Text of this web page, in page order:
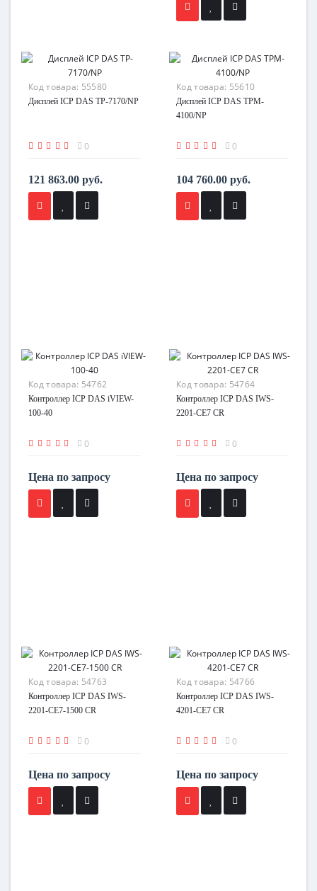
Код товара: 55580
Дисплей ICP DAS TP-7170/NP
0
121 863.00 руб.
Код товара: 55610
Дисплей ICP DAS TPM-
4100/NP
0
104 760.00 руб.
Код товара: 54762
Контроллер ICP DAS iVIEW-
100-40
0
Цена по запросу
Код товара: 54764
Контроллер ICP DAS IWS-
2201-CE7 CR
0
Цена по запросу
Код товара: 54763
Контроллер ICP DAS IWS-
2201-CE7-1500 CR
0
Цена по запросу
Код товара: 54766
Контроллер ICP DAS IWS-
4201-CE7 CR
0
Цена по запросу